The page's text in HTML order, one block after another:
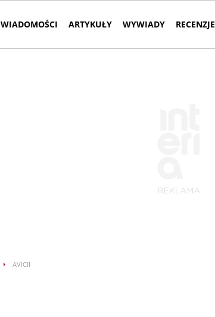
WIADOMOŚCI ARTYKUŁY WYWIADY RECENZJE
AVICII